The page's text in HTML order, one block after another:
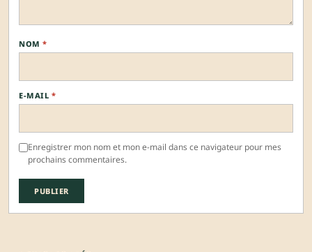
NOM *
E-MAIL *
Enregistrer mon nom et mon e-mail dans ce navigateur pour mes
prochains commentaires.